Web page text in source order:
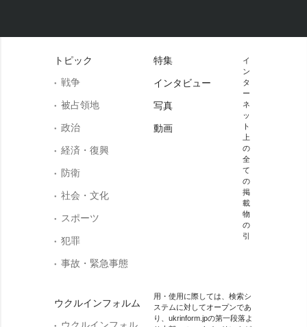
トピック
戦争
被占領地
政治
経済・復興
防衛
社会・文化
スポーツ
犯罪
事故・緊急事態
ウクルインフォルム
特集
インタビュー
写真
動画
イ
ン
タ
ー
ネ
ッ
ト
上
の
全
て
の
掲
載
物
の
引
用・使用に際しては、検索シ
ステムに対してオープンであ
り、ukrinform.jpの第一段落よ